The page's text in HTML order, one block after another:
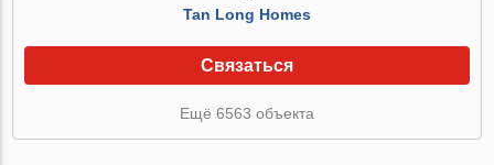
Tan Long Homes
Связаться
Ещё 6563 объекта